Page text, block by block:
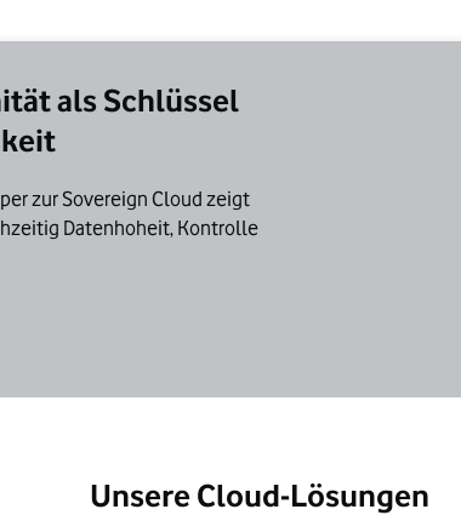
als Schlüssel
zur Sovereign Cloud zeigt
Datenhoheit, Kontrolle
Unsere Cloud-Lösungen